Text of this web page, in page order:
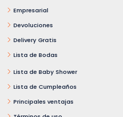
Empresarial
Devoluciones
Delivery Gratis
Lista de Bodas
Lista de Baby Shower
Lista de Cumpleaños
Principales ventajas